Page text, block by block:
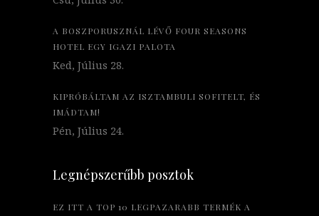
A BOSZPORUSZNÁL LÉVŐ FOUR SEASONS
HOTEL EGY IGAZI PALOTA
Ked, Július 28.
KIPRÓBÁLTAM AZ ISZTAMBULI SOFITELT, ÉS
IMÁDTAM!
Pén, Július 24.
Legnépszerűbb posztok
EZ ITT A TOP 10 LEGPAZARABB TERMÉK A